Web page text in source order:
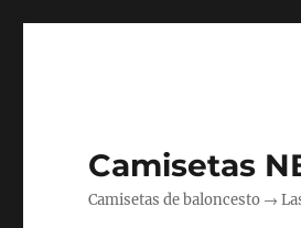
Camisetas
Camisetas de baloncesto →